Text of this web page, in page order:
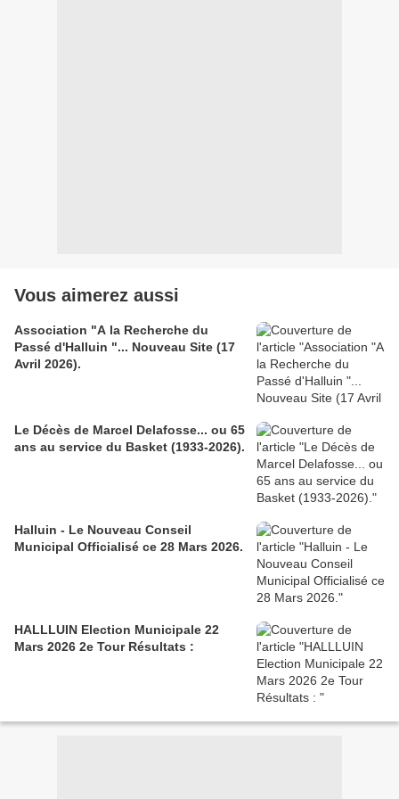
Vous aimerez aussi
Association "A la Recherche du
Passé d'Halluin "... Nouveau Site (17
Avril 2026).
Le Décès de Marcel Delafosse... ou 65
ans au service du Basket (1933-2026).
Halluin - Le Nouveau Conseil
Municipal Officialisé ce 28 Mars 2026.
HALLLUIN Election Municipale 22
Mars 2026 2e Tour Résultats :